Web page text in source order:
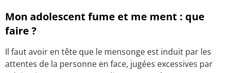
Mon adolescent fume et me ment : que
faire ?
Il faut avoir en tête que le mensonge est induit par les
attentes de la personne en face, jugées excessives par